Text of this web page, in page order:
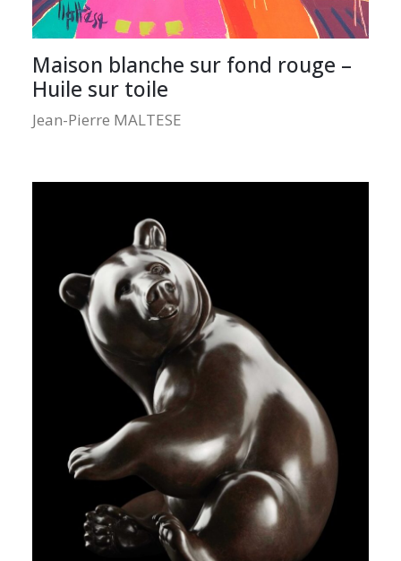
Maison blanche sur fond rouge –
Huile sur toile
Jean-Pierre MALTESE